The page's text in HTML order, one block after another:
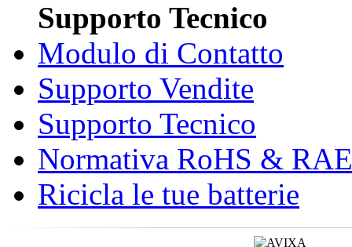
Supporto Tecnico
Modulo di Contatto
Supporto Vendite
Supporto Tecnico
Normativa RoHS &
Ricicla le tue batterie